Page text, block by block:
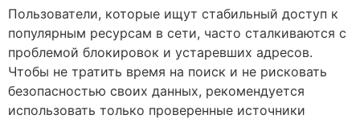
Пользователи, которые ищут стабильный доступ к
популярным ресурсам в сети, часто сталкиваются с
проблемой блокировок и устаревших адресов.
Чтобы не тратить время на поиск и не рисковать
безопасностью своих данных, рекомендуется
использовать только проверенные источники